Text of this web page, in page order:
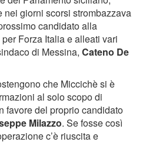
nei giorni scorsi strombazzava
candidato alla
Forza Italia e alleati vari
di Messina, Cateno De
che Miccichè si è
al solo scopo di
favore del proprio candidato
Milazzo. Se fosse così
c’è riuscita e